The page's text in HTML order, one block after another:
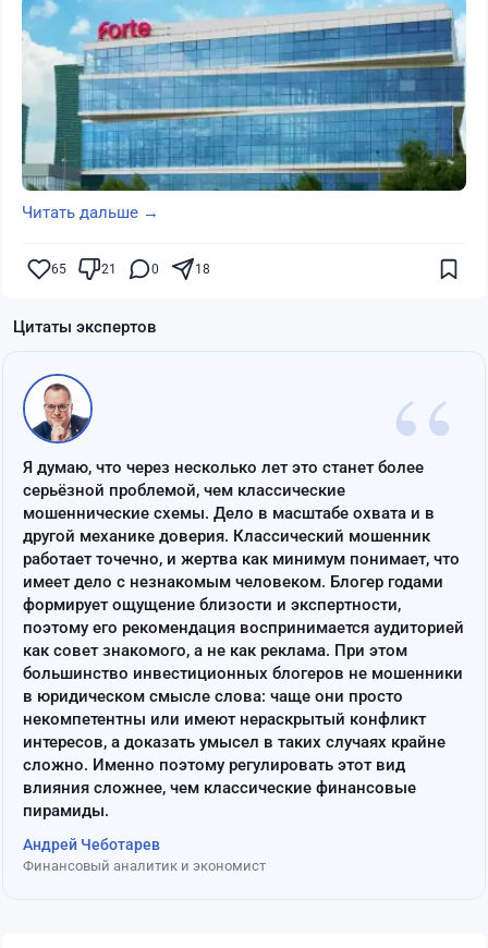
Читать дальше →
65 21 0 18
Цитаты экспертов
“
Я думаю, что через несколько лет это станет более
серьёзной проблемой, чем классические
мошеннические схемы. Дело в масштабе охвата и в
другой механике доверия. Классический мошенник
работает точечно, и жертва как минимум понимает, что
имеет дело с незнакомым человеком. Блогер годами
формирует ощущение близости и экспертности,
поэтому его рекомендация воспринимается аудиторией
как совет знакомого, а не как реклама. При этом
большинство инвестиционных блогеров не мошенники
в юридическом смысле слова: чаще они просто
некомпетентны или имеют нераскрытый конфликт
интересов, а доказать умысел в таких случаях крайне
сложно. Именно поэтому регулировать этот вид
влияния сложнее, чем классические финансовые
пирамиды.
Андрей Чеботарев
Финансовый аналитик и экономист